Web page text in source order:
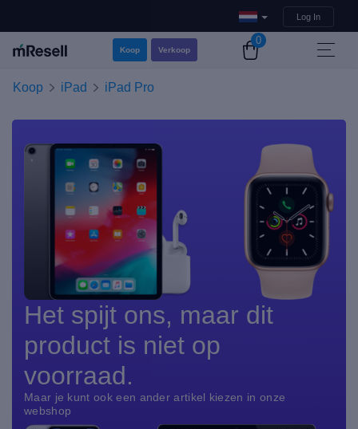
Log In
Koop Verkoop
0
Koop iPad iPad Pro
Het spijt ons, maar dit
product is niet op
voorraad.
Maar je kunt ook een ander artikel kiezen in onze
webshop